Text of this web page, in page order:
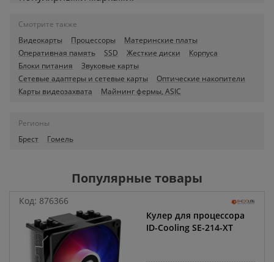
Смотрите также
Видеокарты
Процессоры
Материнские платы
Оперативная память
SSD Жесткие диски
Корпуса
Блоки питания
Звуковые карты
Сетевые адаптеры и сетевые карты
Оптические накопители
Карты видеозахвата
Майнинг фермы, ASIC
Регионы
Брест
Гомель
Популярные товары
Код: 876366
Кулер для процессора
ID-Cooling SE-214-XT